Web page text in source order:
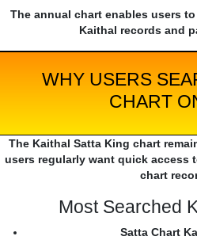
The annual chart enables users
Kaithal records and
WHY USERS
CHART
The Kaithal Satta King chart
users regularly want quick access
chart
Most Searched
Satta Chart